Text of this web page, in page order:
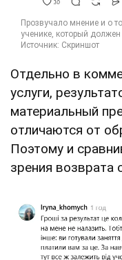
Отдельно в
услуги,
материальный
отличаются от
Поэтому и
зрения возврата